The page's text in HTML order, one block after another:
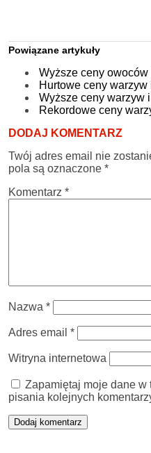
Powiązane artykuły
Wyższe ceny
Hurtowe ceny warzyw
Wyższe ceny warzyw
Rekordowe ceny
DODAJ KOMENTARZ
Twój adres email nie
pola są oznaczone *
Komentarz *
Nazwa *
Adres email *
Witryna internetowa
Zapamiętaj moje dane
pisania kolejnych